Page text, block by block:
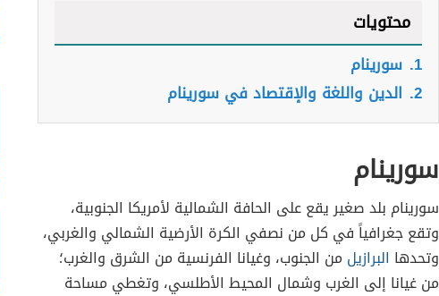
محتويات
1. سورينام
2. الدين واللغة والإقتصاد في سورينام
سورينام
سورينام بلد صغير يقع على الحافة الشمالية لأمريكا الجنوبية،
وتقع جغرافياً في كل من نصفي الكرة الأرضية الشمالي والغربي،
وتحدها البرازيل من الجنوب، وغيانا الفرنسية من الشرق والغرب؛
من غيانا إلى الغرب وشمال المحيط الأطلسي، وتغطي مساحة